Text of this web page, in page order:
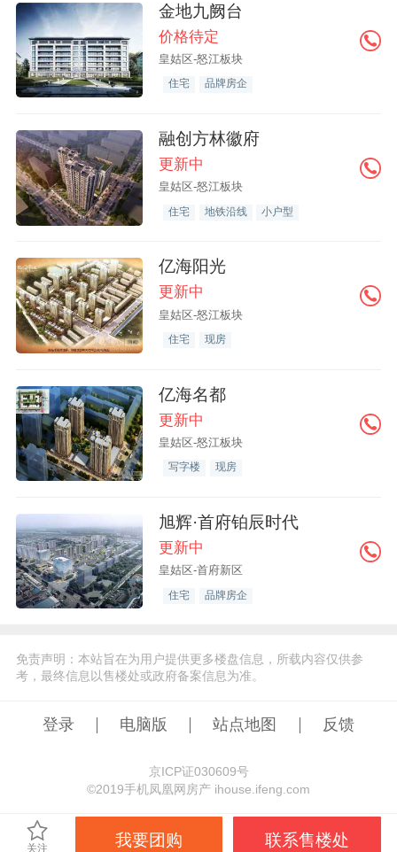
金地九阙台
价格待定
皇姑区-怒江板块
住宅 品牌房企
融创方林徽府
更新中
皇姑区-怒江板块
住宅 地铁沿线 小户型
亿海阳光
更新中
皇姑区-怒江板块
住宅 现房
亿海名都
更新中
皇姑区-怒江板块
写字楼 现房
旭辉·首府铂辰时代
更新中
皇姑区-首府新区
住宅 品牌房企
免责声明：本站旨在为用户提供更多楼盘信息，所载内容仅供参
考，最终信息以售楼处或政府备案信息为准。
登录 电脑版 站点地图 反馈
京ICP证030609号
©️2019手机凤凰网房产 ihouse.ifeng.com
关注 我要团购 联系售楼处